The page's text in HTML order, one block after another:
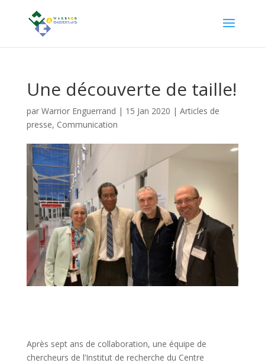
Une découverte de taille!
par Warrior Enguerrand | 15 Jan 2020 | Articles de
presse, Communication
Après sept ans de collaboration, une équipe de
chercheurs de l’Institut de recherche du Centre